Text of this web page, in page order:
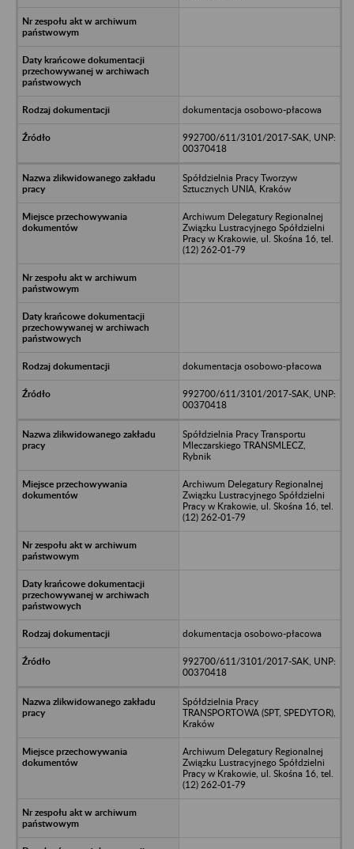
dokumentacja osobowo-płacowa
992700/611/3101/2017-SAK, UNP:
00370418
Spółdzielnia Pracy Tworzyw
Sztucznych UNIA, Kraków
Archiwum Delegatury Regionalnej
Związku Lustracyjnego Spółdzielni
Pracy w Krakowie, ul. Skośna 16, tel.
(12) 262-01-79
dokumentacja osobowo-płacowa
992700/611/3101/2017-SAK, UNP:
00370418
Spółdzielnia Pracy Transportu
Mleczarskiego TRANSMLECZ,
Rybnik
Archiwum Delegatury Regionalnej
Związku Lustracyjnego Spółdzielni
Pracy w Krakowie, ul. Skośna 16, tel.
(12) 262-01-79
dokumentacja osobowo-płacowa
992700/611/3101/2017-SAK, UNP:
00370418
Spółdzielnia Pracy
TRANSPORTOWA (SPT, SPEDYTOR),
Kraków
Archiwum Delegatury Regionalnej
Związku Lustracyjnego Spółdzielni
Pracy w Krakowie, ul. Skośna 16, tel.
(12) 262-01-79